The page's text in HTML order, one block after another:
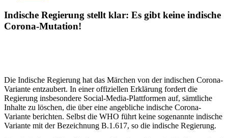
Indische Regierung stellt klar: Es gibt keine indische
Corona-Mutation!
Die Indische Regierung hat das Märchen von der indischen Corona-
Variante entzaubert. In einer offiziellen Erklärung fordert die
Regierung insbesondere Social-Media-Plattformen auf, sämtliche
Inhalte zu löschen, die über eine angebliche indische Corona-
Variante berichten. Selbst die WHO führt keine sogenannte indische
Variante mit der Bezeichnung B.1.617, so die indische Regierung.